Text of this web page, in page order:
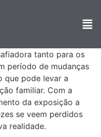
tanto para os
período de mudanças
que pode levar a
familiar. Com a
da exposição a
se veem perdidos
realidade.